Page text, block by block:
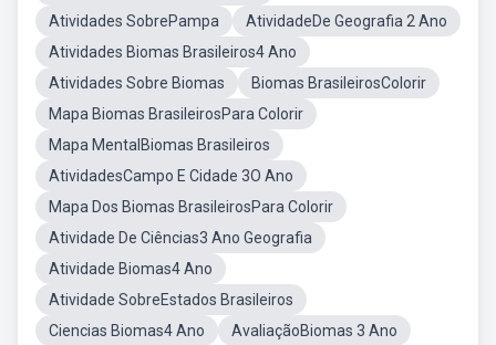
Atividades SobrePampa
AtividadeDe Geografia 2 Ano
Atividades Biomas Brasileiros4 Ano
Atividades Sobre Biomas
Biomas BrasileirosColorir
Mapa Biomas BrasileirosPara Colorir
Mapa MentalBiomas Brasileiros
AtividadesCampo E Cidade 3O Ano
Mapa Dos Biomas BrasileirosPara Colorir
Atividade De Ciências3 Ano Geografia
Atividade Biomas4 Ano
Atividade SobreEstados Brasileiros
Ciencias Biomas4 Ano
AvaliaçãoBiomas 3 Ano